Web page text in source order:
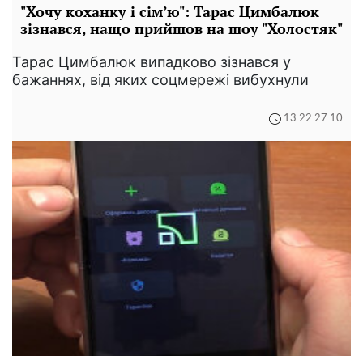
"Хочу коханку і сім’ю": Тарас Цимбалюк
зізнався, нащо прийшов на шоу "Холостяк"
Тарас Цимбалюк випадково зізнався у
бажаннях, від яких соцмережі вибухнули
13:22 27.10